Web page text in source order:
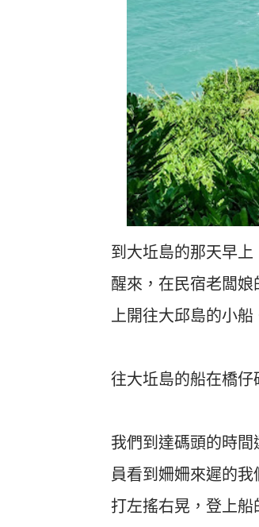
到大坵島的那天早
醒來，在民宿老闆
上開往大邱島的小船
往大坵島的船在橋仔
我們到達碼頭的時
員看到姍姍來遲的
打左搖右晃，登上船